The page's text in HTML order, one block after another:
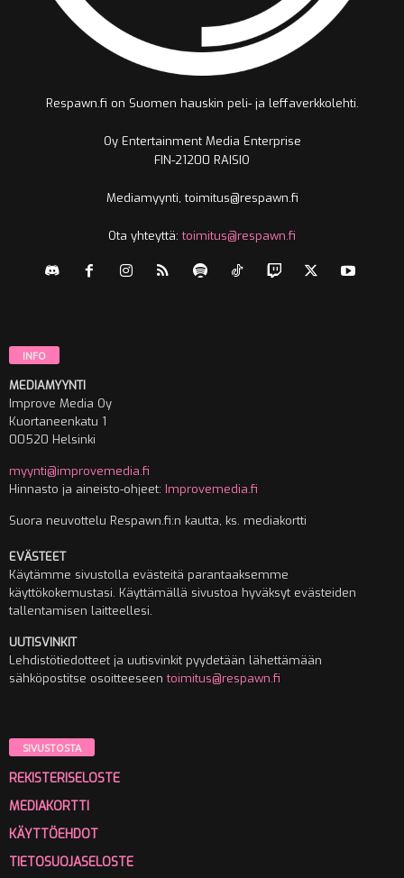
Respawn.fi on Suomen hauskin peli- ja leffaverkkolehti.
Oy Entertainment Media Enterprise
FIN-21200 RAISIO
Mediamyynti, toimitus@respawn.fi
Ota yhteyttä:toimitus@respawn.fi
INFO
MEDIAMYYNTI
Improve Media Oy
Kuortaneenkatu 1
00520 Helsinki
myynti@improvemedia.fi
Hinnasto ja aineisto-ohjeet: Improvemedia.fi
Suora neuvottelu Respawn.fi:n kautta, ks. mediakortti
EVÄSTEET
Käytämme sivustolla evästeitä parantaaksemme
käyttökokemustasi. Käyttämällä sivustoa hyväksyt evästeiden
tallentamisen laitteellesi.
UUTISVINKIT
Lehdistötiedotteet ja uutisvinkit pyydetään lähettämään
sähköpostitse osoitteeseentoimitus@respawn.fi
SIVUSTOSTA
REKISTERISELOSTE
MEDIAKORTTI
KÄYTTÖEHDOT
TIETOSUOJASELOSTE